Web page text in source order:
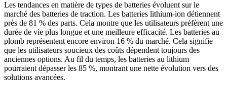
Les tendances en matière de types de batteries évoluent sur le
marché des batteries de traction. Les batteries lithium-ion détiennent
près de 81 % des parts. Cela montre que les utilisateurs préfèrent une
durée de vie plus longue et une meilleure efficacité. Les batteries au
plomb représentent encore environ 16 % du marché. Cela signifie
que les utilisateurs soucieux des coûts dépendent toujours des
anciennes options. Au fil du temps, les batteries au lithium
pourraient dépasser les 85 %, montrant une nette évolution vers des
solutions avancées.